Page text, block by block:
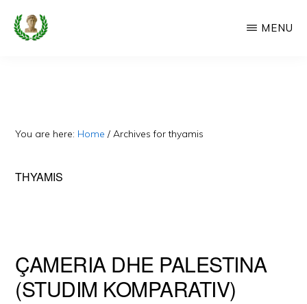
Skip
Faqe
Dedikuar
MENU
You are here: Home / Archives for thyamis
THYAMIS
ÇAMERIA DHE PALESTINA
(STUDIM KOMPARATIV)